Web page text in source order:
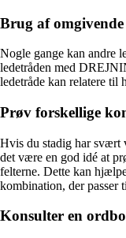
Brug af
Nogle gange kan andre
ledetråden med
ledetråde kan relatere til
Prøv forskellige
Hvis du stadig har svært
det være en god idé at
felterne. Dette kan
kombination, der passer
Konsulter en